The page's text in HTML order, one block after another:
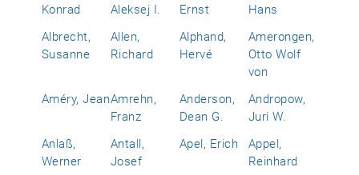
Konrad
Aleksej I.
Ernst
Hans
Albrecht,
Susanne
Allen,
Richard
Alphand,
Hervé
Amerongen,
Otto Wolf
von
Améry, JeanAmrehn,
Franz
Anderson,
Dean G.
Andropow,
Juri W.
Anlaß,
Werner
Antall,
Josef
Apel, Erich
Appel,
Reinhard